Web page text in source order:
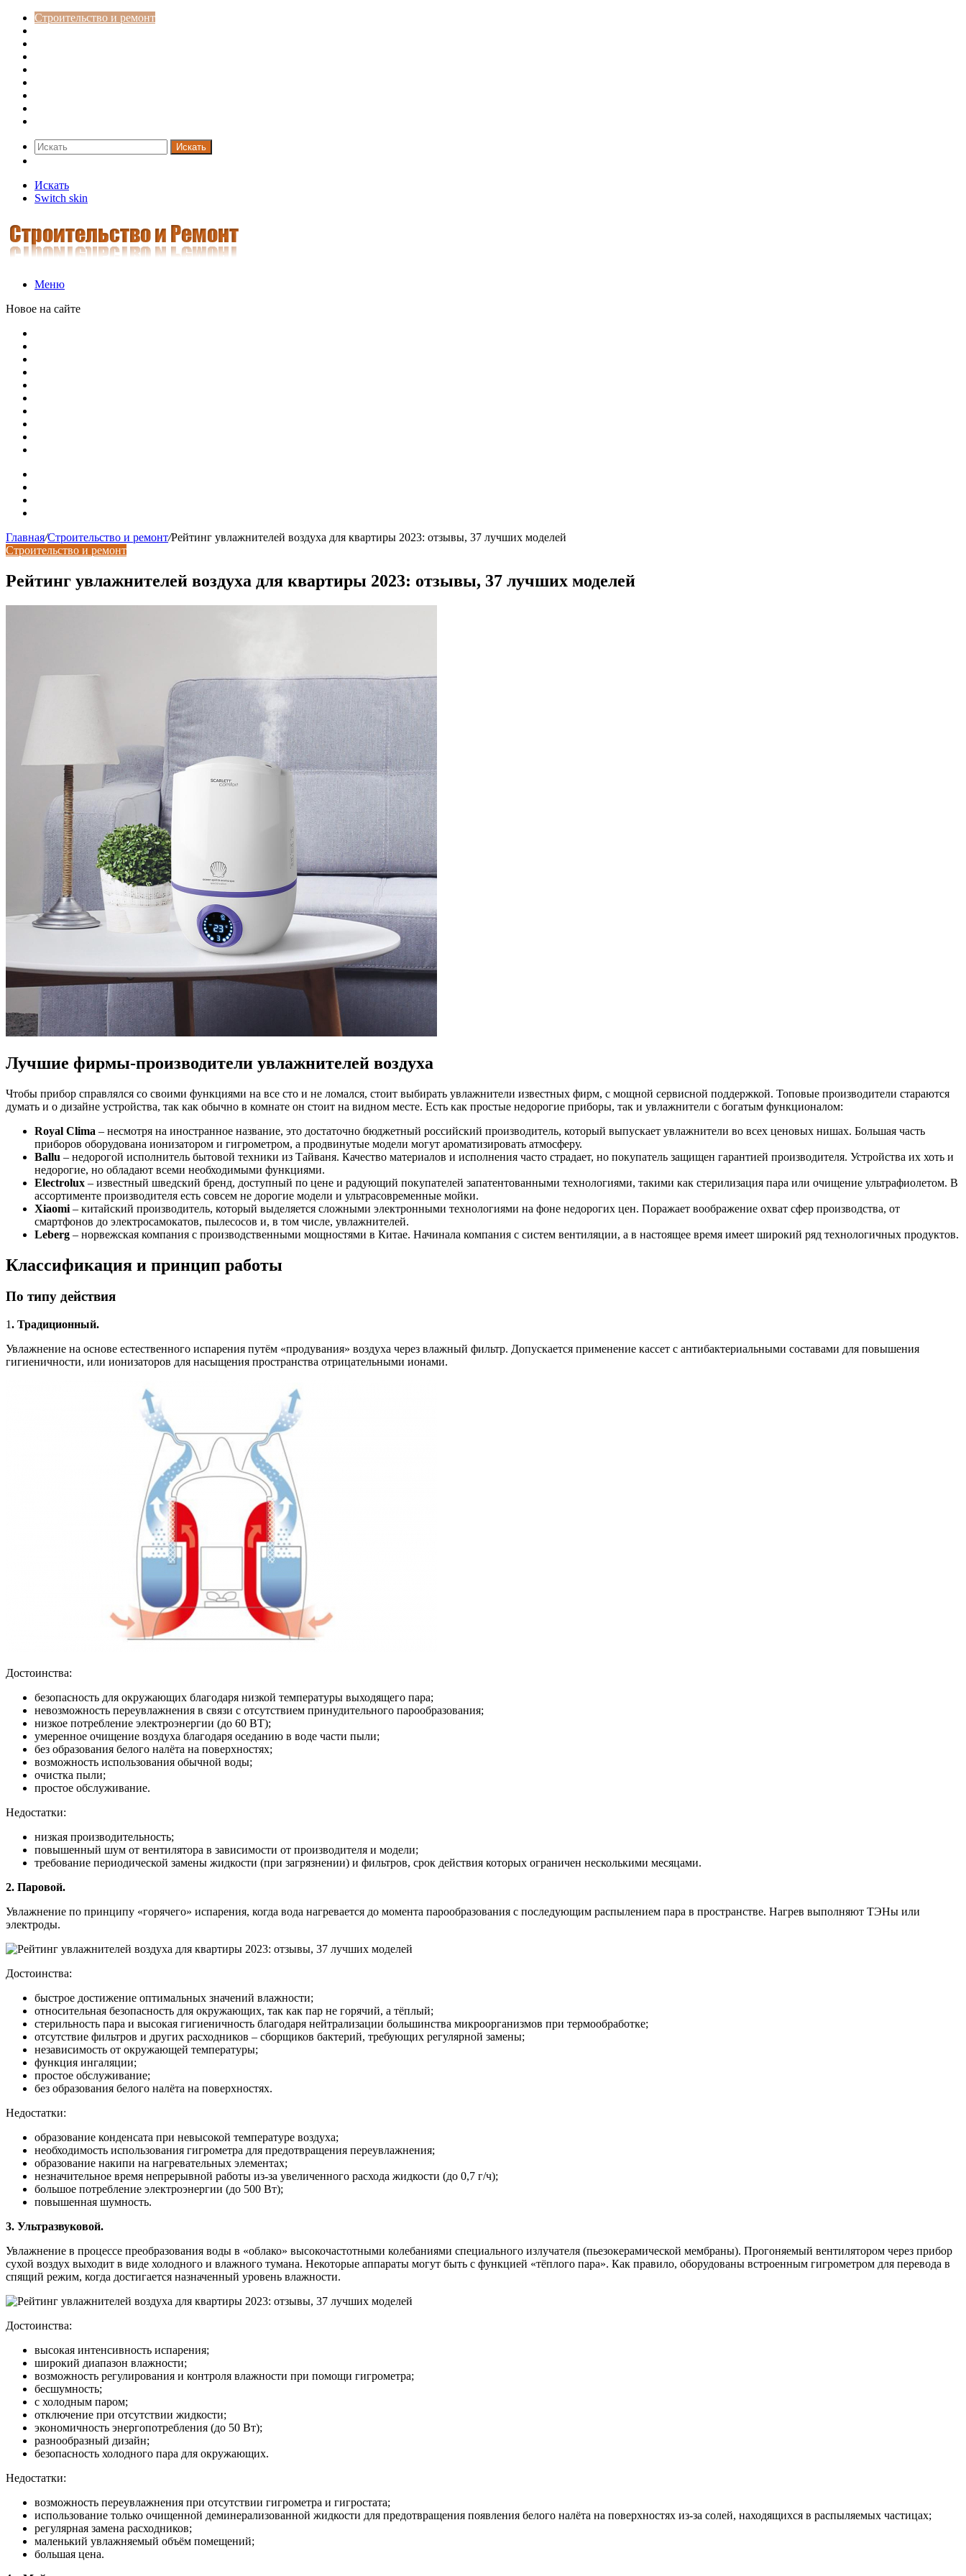
Строительство и ремонт
Искать
Искать
Switch skin
Меню
Новое на сайте
Главная/Строительство и ремонт/Рейтинг увлажнителей воздуха для квартиры 2023: отзывы, 37 лучших моделей
Строительство и ремонт
Рейтинг увлажнителей воздуха для квартиры 2023: отзывы, 37 лучших моделей
Лучшие фирмы-производители увлажнителей воздуха
Чтобы прибор справлялся со своими функциями на все сто и не ломался, стоит выбирать увлажнители известных фирм, с мощной сервисной поддержкой. Топовые производители стараются
думать и о дизайне устройства, так как обычно в комнате он стоит на видном месте. Есть как простые недорогие приборы, так и увлажнители с богатым функционалом:
Royal Clima – несмотря на иностранное название, это достаточно бюджетный российский производитель, который выпускает увлажнители во всех ценовых нишах. Большая часть
приборов оборудована ионизатором и гигрометром, а продвинутые модели могут ароматизировать атмосферу.
Ballu – недорогой исполнитель бытовой техники из Тайваня. Качество материалов и исполнения часто страдает, но покупатель защищен гарантией производителя. Устройства их хоть и
недорогие, но обладают всеми необходимыми функциями.
Electrolux – известный шведский бренд, доступный по цене и радующий покупателей запатентованными технологиями, такими как стерилизация пара или очищение ультрафиолетом. В
ассортименте производителя есть совсем не дорогие модели и ультрасовременные мойки.
Xiaomi – китайский производитель, который выделяется сложными электронными технологиями на фоне недорогих цен. Поражает воображение охват сфер производства, от
смартфонов до электросамокатов, пылесосов и, в том числе, увлажнителей.
Leberg – норвежская компания с производственными мощностями в Китае. Начинала компания с систем вентиляции, а в настоящее время имеет широкий ряд технологичных продуктов.
Классификация и принцип работы
По типу действия
1. Традиционный.
Увлажнение на основе естественного испарения путём «продувания» воздуха через влажный фильтр. Допускается применение кассет с антибактериальными составами для повышения
гигиеничности, или ионизаторов для насыщения пространства отрицательными ионами.
Достоинства:
безопасность для окружающих благодаря низкой температуры выходящего пара;
невозможность переувлажнения в связи с отсутствием принудительного парообразования;
низкое потребление электроэнергии (до 60 ВТ);
умеренное очищение воздуха благодаря оседанию в воде части пыли;
без образования белого налёта на поверхностях;
возможность использования обычной воды;
очистка пыли;
простое обслуживание.
Недостатки:
низкая производительность;
повышенный шум от вентилятора в зависимости от производителя и модели;
требование периодической замены жидкости (при загрязнении) и фильтров, срок действия которых ограничен несколькими месяцами.
2. Паровой.
Увлажнение по принципу «горячего» испарения, когда вода нагревается до момента парообразования с последующим распылением пара в пространстве. Нагрев выполняют ТЭНы или
электроды.
Достоинства:
быстрое достижение оптимальных значений влажности;
относительная безопасность для окружающих, так как пар не горячий, а тёплый;
стерильность пара и высокая гигиеничность благодаря нейтрализации большинства микроорганизмов при термообработке;
отсутствие фильтров и других расходников – сборщиков бактерий, требующих регулярной замены;
независимость от окружающей температуры;
функция ингаляции;
простое обслуживание;
без образования белого налёта на поверхностях.
Недостатки:
образование конденсата при невысокой температуре воздуха;
необходимость использования гигрометра для предотвращения переувлажнения;
образование накипи на нагревательных элементах;
незначительное время непрерывной работы из-за увеличенного расхода жидкости (до 0,7 г/ч);
большое потребление электроэнергии (до 500 Вт);
повышенная шумность.
3. Ультразвуковой.
Увлажнение в процессе преобразования воды в «облако» высокочастотными колебаниями специального излучателя (пьезокерамической мембраны). Прогоняемый вентилятором через прибор
сухой воздух выходит в виде холодного и влажного тумана. Некоторые аппараты могут быть с функцией «тёплого пара». Как правило, оборудованы встроенным гигрометром для перевода в
спящий режим, когда достигается назначенный уровень влажности.
Достоинства:
высокая интенсивность испарения;
широкий диапазон влажности;
возможность регулирования и контроля влажности при помощи гигрометра;
бесшумность;
с холодным паром;
отключение при отсутствии жидкости;
экономичность энергопотребления (до 50 Вт);
разнообразный дизайн;
безопасность холодного пара для окружающих.
Недостатки:
возможность переувлажнения при отсутствии гигрометра и гигростата;
использование только очищенной деминерализованной жидкости для предотвращения появления белого налёта на поверхностях из-за солей, находящихся в распыляемых частицах;
регулярная замена расходников;
маленький увлажняемый объём помещений;
большая цена.